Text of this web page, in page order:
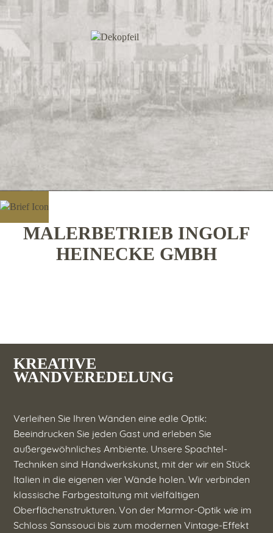
MALERBETRIEB INGOLF
HEINECKE GMBH
KREATIVE
WANDVEREDELUNG
Verleihen Sie Ihren Wänden eine edle Optik:
Beeindrucken Sie jeden Gast und erleben Sie
außergewöhnliches Ambiente. Unsere Spachtel-
Techniken sind Handwerkskunst, mit der wir ein Stück
Italien in die eigenen vier Wände holen. Wir verbinden
klassische Farbgestaltung mit vielfältigen
Oberflächenstrukturen. Von der Marmor-Optik wie im
Schloss Sanssouci bis zum modernen Vintage-Effekt